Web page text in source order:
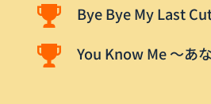
Bye Bye My Last
You Know Me 〜あ